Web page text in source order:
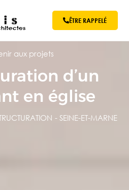
ÊTRE RAPPELÉ
aux projets
d’un
en église
- SEINE-ET-MARNE